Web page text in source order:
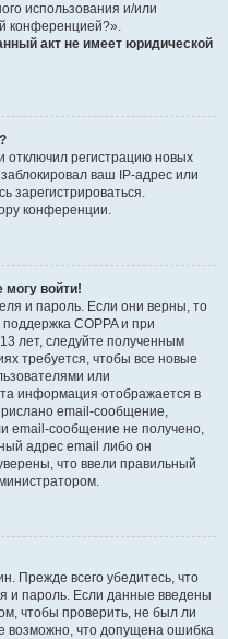
использования и/или
конференцией?».
акт не имеет юридической
регистрацию новых
ваш IP-адрес или
зарегистрироваться.
конференции.
могу войти!
и пароль. Если они верны, то
COPPA и при
лет, следуйте полученным
требуется, чтобы все новые
или
информация отображается в
email-сообщение,
email-сообщение не получено,
адрес email либо он
что ввели правильный
Прежде всего убедитесь, что
и пароль. Если данные введены
чтобы проверить, не был ли
возможно, что допущена ошибка